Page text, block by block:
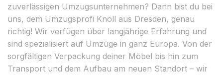
zuverlässigen Umzugsunternehmen? Dann bist du bei
uns, dem Umzugsprofi Knoll aus Dresden, genau
richtig! Wir verfügen über langjährige Erfahrung und
sind spezialisiert auf Umzüge in ganz Europa. Von der
sorgfältigen Verpackung deiner Möbel bis hin zum
Transport und dem Aufbau am neuen Standort – wir